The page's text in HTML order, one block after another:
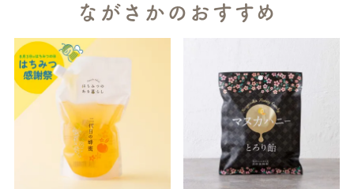
ながさかのおすすめ